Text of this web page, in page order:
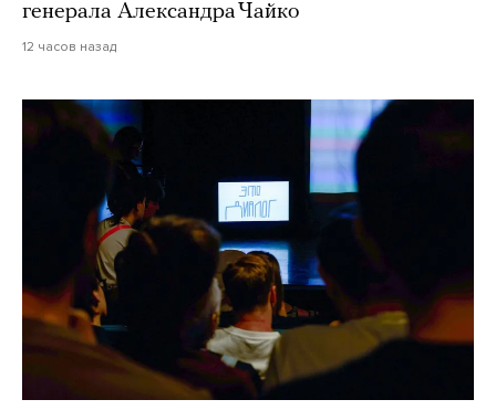
генерала Александра Чайко
12 часов назад